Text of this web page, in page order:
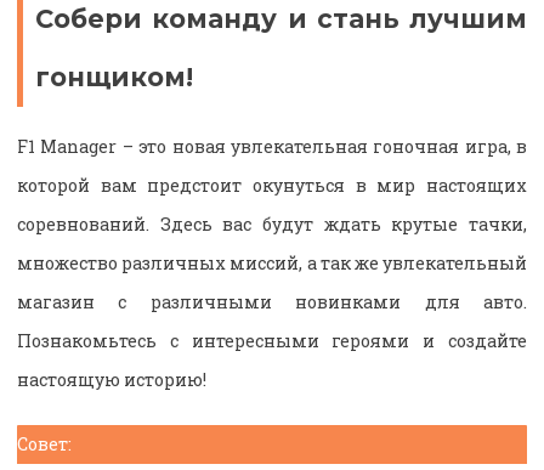
Собери команду и стань лучшим
гонщиком!
F1 Manager – это новая увлекательная гоночная игра, в
которой вам предстоит окунуться в мир настоящих
соревнований. Здесь вас будут ждать крутые тачки,
множество различных миссий, а так же увлекательный
магазин с различными новинками для авто.
Познакомьтесь с интересными героями и создайте
настоящую историю!
Совет: